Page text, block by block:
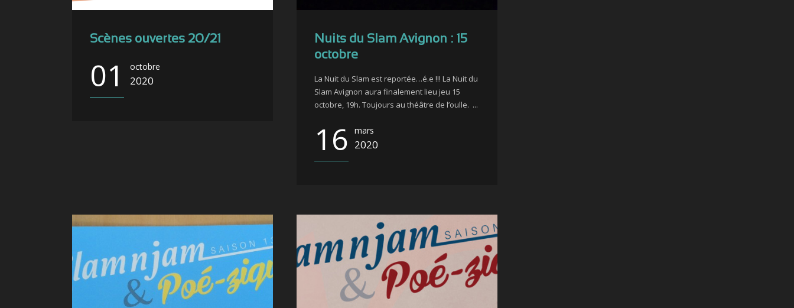
Scènes ouvertes 20/21
01 octobre
2020
Nuits du Slam Avignon : 15
octobre
La Nuit du Slam est reportée…é.e !!! La Nuit du
Slam Avignon aura finalement lieu jeu 15
octobre, 19h. Toujours au théâtre de l’oulle. ...
16 mars
2020